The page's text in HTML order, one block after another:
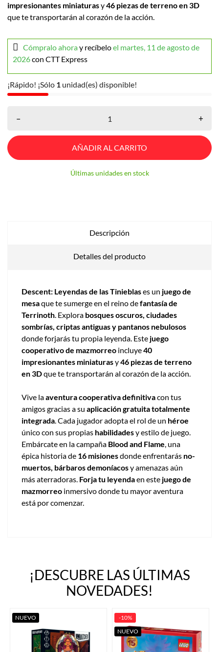
impresionantes miniaturasy46 piezas de terreno en 3D
que te transportarán al corazón de la acción.
Cómpralo ahoray recíbeloel martes, 11 de agosto de
2026con CTT Express
¡Rápido! ¡Sólo 1 unidad(es) disponible!
– +
AÑADIR AL CARRITO
Últimas unidades en stock
Descripción
Detalles del producto
Descent: Leyendas de las Tinieblases un juego de
mesaque te sumerge en el reino defantasía de
Terrinoth. Explora bosques oscuros, ciudades
sombrías, criptas antiguas y pantanos nebulosos
donde forjarás tu propia leyenda. Este juego
cooperativo de mazmorreo incluye40
impresionantes miniaturasy46 piezas de terreno
en 3Dque te transportarán al corazón de la acción.
Vive laaventura cooperativa definitivacon tus
amigos gracias a su aplicación gratuita totalmente
integrada. Cada jugador adopta el rol de un héroe
único con sus propias habilidadesy estilo de juego.
Embárcate en la campaña Blood and Flame, una
épica historia de 16 misionesdonde enfrentarás no-
muertos, bárbaros demoníacosy amenazas aún
más aterradoras. Forja tu leyendaen este juego de
mazmorreo inmersivo donde tu mayor aventura
está por comenzar.
¡DESCUBRE LAS ÚLTIMAS
NOVEDADES!
NUEVO
-10%
NUEVO